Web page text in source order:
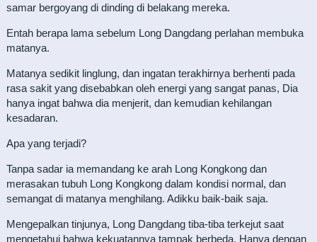
samar bergoyang di dinding di belakang mereka.
Entah berapa lama sebelum Long Dangdang perlahan membuka
matanya.
Matanya sedikit linglung, dan ingatan terakhirnya berhenti pada
rasa sakit yang disebabkan oleh energi yang sangat panas, Dia
hanya ingat bahwa dia menjerit, dan kemudian kehilangan
kesadaran.
Apa yang terjadi?
Tanpa sadar ia memandang ke arah Long Kongkong dan
merasakan tubuh Long Kongkong dalam kondisi normal, dan
semangat di matanya menghilang. Adikku baik-baik saja.
Mengepalkan tinjunya, Long Dangdang tiba-tiba terkejut saat
mengetahui bahwa kekuatannya tampak berbeda. Hanya dengan